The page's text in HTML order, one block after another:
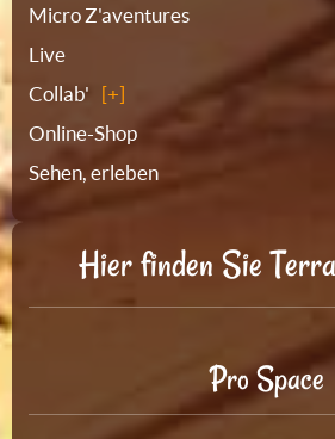
Micro Z'aventures
Live
Collab'
Online-Shop
Sehen, erleben
Hier finden Sie
Pro Space